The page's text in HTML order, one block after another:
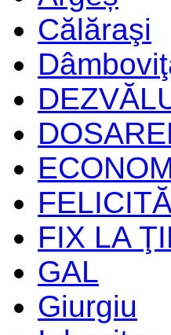
Călăraşi
FIX LA
GAL
Giurgiu